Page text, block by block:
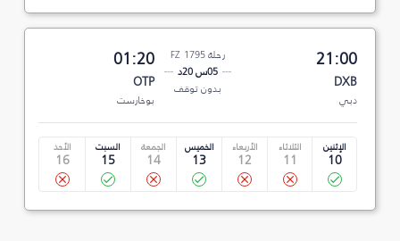
21:00
DXB
دبي
رحلة FZ 1795
05س 20د
بدون توقف
01:20
OTP
بوخارست
الإثنين
10
الثلاثاء
11
الأربعاء
12
الخميس
13
الجمعة
14
السبت
15
الأحد
16